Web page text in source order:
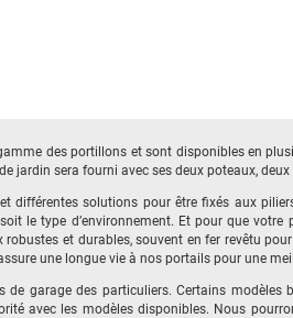
des portillons et sont disponibles en
sera fourni avec ses deux poteaux,
différentes solutions pour être fixés aux
le type d’environnement. Et pour que
et durables, souvent en fer revêtu
une longue vie à nos portails pour une
garage des particuliers. Certains modèles
avec les modèles disponibles. Nous